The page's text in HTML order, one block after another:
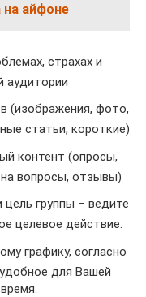
на айфоне
страхах и
аудитории
(изображения, фото,
статьи, короткие)
контент (опросы,
вопросы, отзывы)
группы – ведите
целевое действие.
графику, согласно
для Вашей